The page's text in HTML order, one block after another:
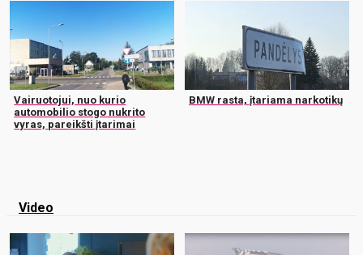
Vairuotojui, nuo kurio
automobilio stogo nukrito
vyras, pareikšti įtarimai
BMW rasta, įtariama narkotikų
Video